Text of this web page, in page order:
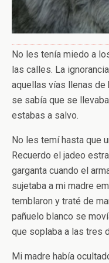
No les tenía miedo a
las calles. La
aquellas vías llenas de
se sabía que se
estabas a salvo.
No les temí hasta que
Recuerdo el jadeo
garganta cuando el
sujetaba a mi madre
temblaron y traté de
pañuelo blanco se
que soplaba a las tres
Mi madre había